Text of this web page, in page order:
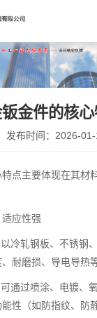
金件的核
发布时间：2026-
点主要体现在其材
应性强
冷轧钢板、不锈钢
耐磨损、导电导热
通过喷涂、电镀、
性（如防指纹、防